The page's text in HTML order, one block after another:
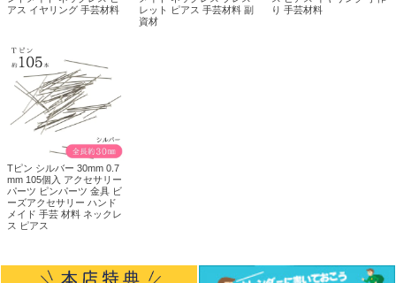
アス イヤリング 手芸材料
レット ピアス 手芸材料 副
資材
り 手芸材料
Tピン シルバー 30mm 0.7
mm 105個入 アクセサリー
パーツ ピンパーツ 金具 ビ
ーズアクセサリー ハンド
メイド 手芸 材料 ネックレ
ス ピアス